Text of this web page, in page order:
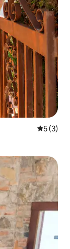
5 av 5 i
5 (3)